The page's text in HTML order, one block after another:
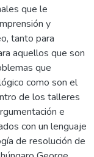
que le
y
tanto para
aquellos que son
que
como son el
de los talleres
e
con un lenguaje
de resolución de